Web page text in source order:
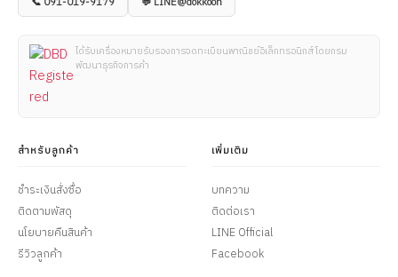
ได้รับเครื่องหมายรับรองการจดทะเบียนพาณิชย์อิเล็กทรอนิกส์ โดยกรม
พัฒนาธุรกิจการค้า
สำหรับลูกค้า
ชำระเงินสั่งซื้อ
ติดตามพัสดุ
นโยบายคืนสินค้า
รีวิวลูกค้า
เพิ่มเติม
บทความ
ติดต่อเรา
LINE Official
Facebook